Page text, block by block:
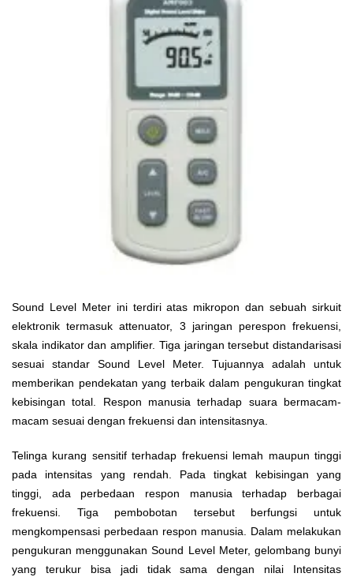
Sound Level Meter ini terdiri atas mikropon dan sebuah sirkuit
elektronik termasuk attenuator, 3 jaringan perespon frekuensi,
skala indikator dan amplifier. Tiga jaringan tersebut distandarisasi
sesuai standar Sound Level Meter. Tujuannya adalah untuk
memberikan pendekatan yang terbaik dalam pengukuran tingkat
kebisingan total. Respon manusia terhadap suara bermacam-
macam sesuai dengan frekuensi dan intensitasnya.
Telinga kurang sensitif terhadap frekuensi lemah maupun tinggi
pada intensitas yang rendah. Pada tingkat kebisingan yang
tinggi, ada perbedaan respon manusia terhadap berbagai
frekuensi. Tiga pembobotan tersebut berfungsi untuk
mengkompensasi perbedaan respon manusia. Dalam melakukan
pengukuran menggunakan Sound Level Meter, gelombang bunyi
yang terukur bisa jadi tidak sama dengan nilai Intensitas